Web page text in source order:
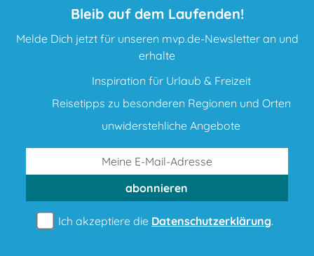
Bleib auf dem Laufenden!
Melde Dich jetzt für unseren mvp.de-Newsletter an und
erhalte
Inspiration für Urlaub & Freizeit
Reisetipps zu besonderen Regionen und Orten
unwiderstehliche Angebote
abonnieren
Ich akzeptiere die Datenschutzerklärung.